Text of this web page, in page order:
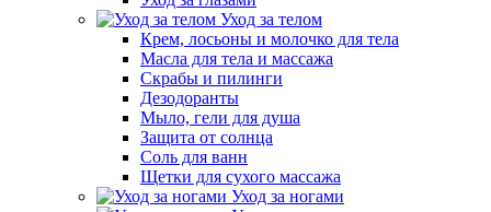
Уход за телом
Крем, лосьоны и молочко для тела
Масла для тела и массажа
Скрабы и пилинги
Дезодоранты
Мыло, гели для душа
Защита от солнца
Соль для ванн
Щетки для сухого массажа
Уход за ногами